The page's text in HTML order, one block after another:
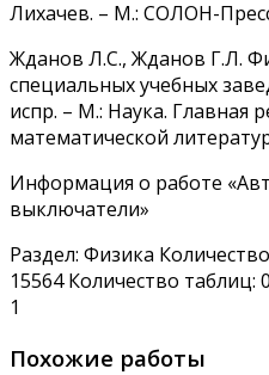
Лихачев. – М.: СОЛОН-
Жданов Л.С., Жданов Г.Л.
специальных учебных
испр. – М.: Наука. Главная
математической
Информация о работе
выключатели»
Раздел: Физика
15564 Количество
1
Похожие работы